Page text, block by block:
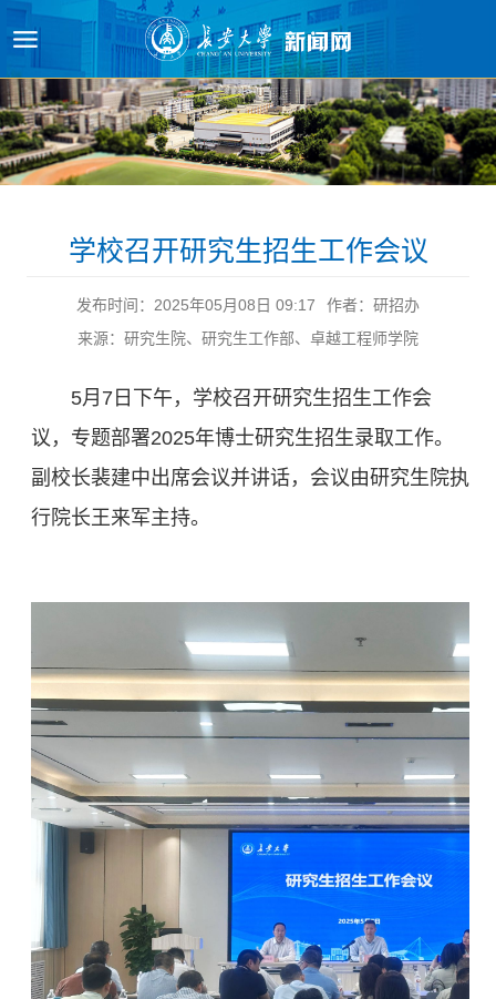
学校召开研究生招生工作会议
发布时间：2025年05月08日 09:17
作者：研招办
来源：研究生院、研究生工作部、卓越工程师学院
5月7日下午，学校召开研究生招生工作会
议，专题部署2025年博士研究生招生录取工作。
副校长裴建中出席会议并讲话，会议由研究生院执
行院长王来军主持。
原图